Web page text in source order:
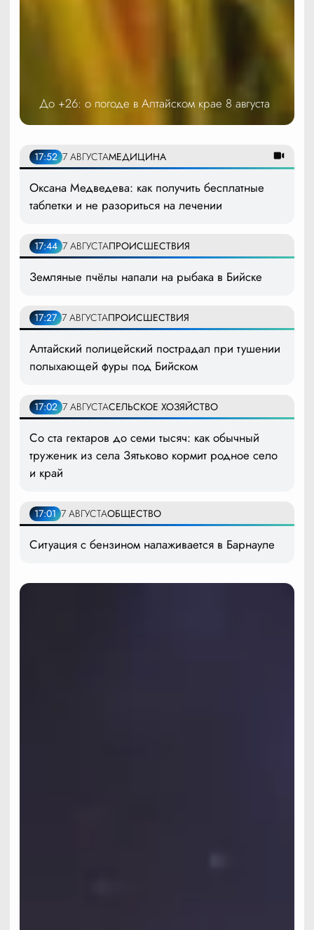
До +26: о погоде в Алтайском крае 8 августа
17:52 7 АВГУСТАМЕДИЦИНА
Оксана Медведева: как получить бесплатные
таблетки и не разориться на лечении
17:44 7 АВГУСТАПРОИСШЕСТВИЯ
Земляные пчёлы напали на рыбака в Бийске
17:27 7 АВГУСТАПРОИСШЕСТВИЯ
Алтайский полицейский пострадал при тушении
полыхающей фуры под Бийском
17:02 7 АВГУСТАСЕЛЬСКОЕ ХОЗЯЙСТВО
Со ста гектаров до семи тысяч: как обычный
труженик из села Зятьково кормит родное село
и край
17:01 7 АВГУСТАОБЩЕСТВО
Ситуация с бензином налаживается в Барнауле